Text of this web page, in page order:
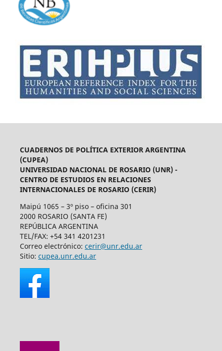
CUADERNOS DE POLÍTICA EXTERIOR ARGENTINA
(CUPEA)
UNIVERSIDAD NACIONAL DE ROSARIO (UNR) -
CENTRO DE ESTUDIOS EN RELACIONES
INTERNACIONALES DE ROSARIO (CERIR)
Maipú 1065 – 3º piso – oficina 301
2000 ROSARIO (SANTA FE)
REPÚBLICA ARGENTINA
TEL/FAX: +54 341 4201231
Correo electrónico: cerir@unr.edu.ar
Sitio: cupea.unr.edu.ar